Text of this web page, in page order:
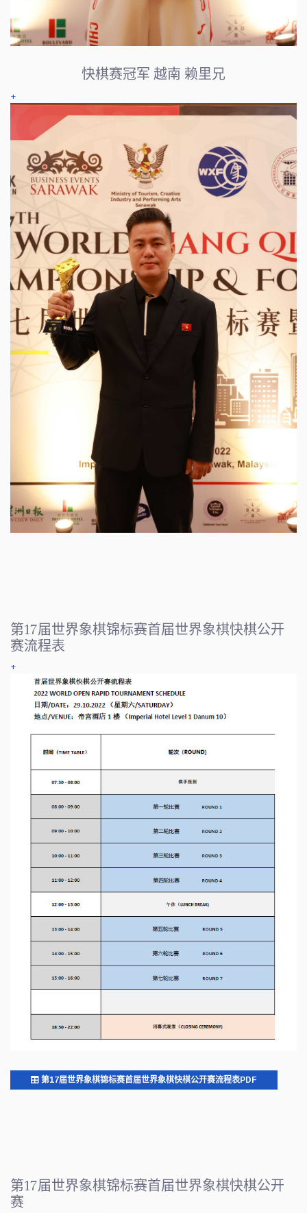
快棋赛冠军 越南 赖里兄
+
第17届世界象棋锦标赛首届世界象棋快棋公开
赛流程表
+
第17届世界象棋锦标赛首届世界象棋快棋公开赛流程表PDF
第17届世界象棋锦标赛首届世界象棋快棋公开
赛